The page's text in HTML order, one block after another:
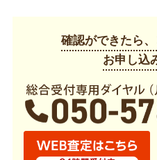
確認ができたら
お申し込